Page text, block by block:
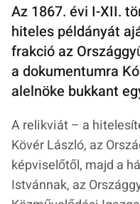
Az 1867. évi I-XII.
hiteles példányát
frakció az
a dokumentumra
alelnöke bukkant
A relikviát – a
Kövér László, az
képviselőtől, majd a
Istvánnak, az